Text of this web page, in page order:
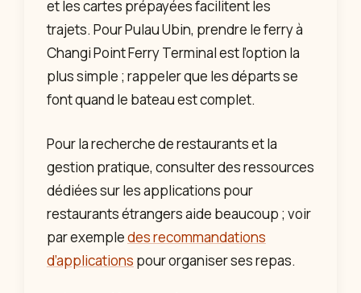
et les cartes prépayées facilitent les
trajets. Pour Pulau Ubin, prendre le ferry à
Changi Point Ferry Terminal est l’option la
plus simple ; rappeler que les départs se
font quand le bateau est complet.
Pour la recherche de restaurants et la
gestion pratique, consulter des ressources
dédiées sur les applications pour
restaurants étrangers aide beaucoup ; voir
par exempledes recommandations
d’applications pour organiser ses repas.